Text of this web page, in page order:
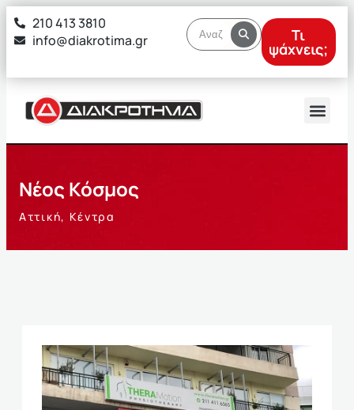
στο
περιεχόμενο
210 413 3810
info@diakrotima.gr
Τι
ψάχνεις;
Νέος Κόσμος
Αττική, Κέντρα